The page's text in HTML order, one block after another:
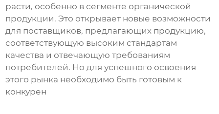
расти, особенно в сегменте органической
продукции. Это открывает новые возможности
для поставщиков, предлагающих продукцию,
соответствующую высоким стандартам
качества и отвечающую требованиям
потребителей. Но для успешного освоения
этого рынка необходимо быть готовым к
конкурен